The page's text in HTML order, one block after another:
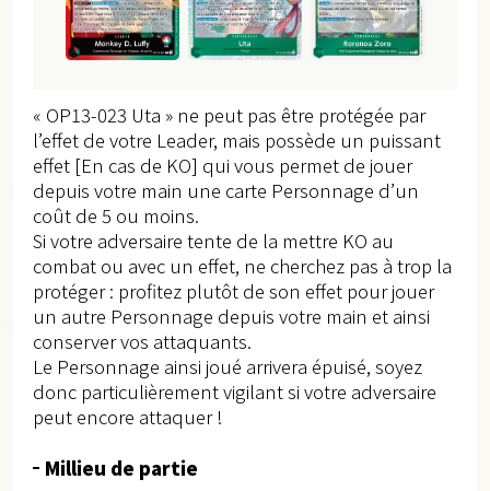
« OP13-023 Uta » ne peut pas être protégée par
l’effet de votre Leader, mais possède un puissant
effet [En cas de KO] qui vous permet de jouer
depuis votre main une carte Personnage d’un
coût de 5 ou moins.
Si votre adversaire tente de la mettre KO au
combat ou avec un effet, ne cherchez pas à trop la
protéger : profitez plutôt de son effet pour jouer
un autre Personnage depuis votre main et ainsi
conserver vos attaquants.
Le Personnage ainsi joué arrivera épuisé, soyez
donc particulièrement vigilant si votre adversaire
peut encore attaquer !
Millieu de partie